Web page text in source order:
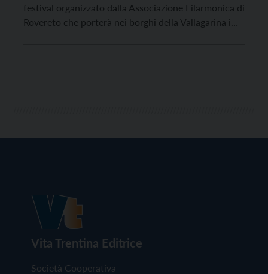
festival organizzato dalla Associazione Filarmonica di
Rovereto che porterà nei borghi della Vallagarina i
Vita Trentina Editrice
Società Cooperativa